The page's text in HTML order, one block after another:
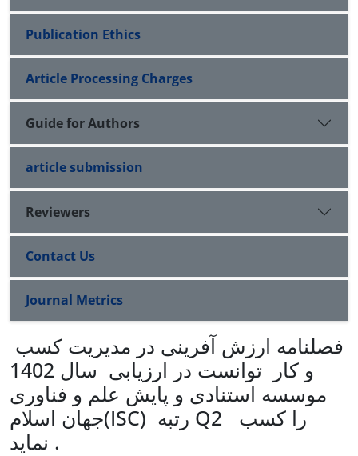
Publication Ethics
Article Processing Charges
Guide for Authors
article submission
Reviewers
Contact Us
Journal Metrics
و کار توانست در ارزیابی سال 1402
موسسه استنادی و پایش علم و فناوری
جهان اسلام(ISC) رتبه Q2 را کسب
نماید .